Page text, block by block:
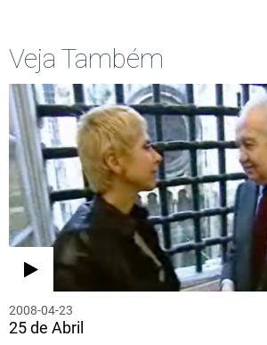
Veja Também
2008-04-23
25 de Abril